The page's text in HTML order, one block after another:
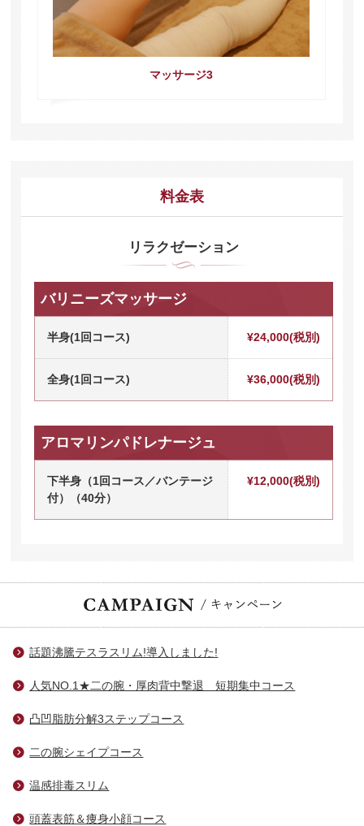
マッサージ3
料金表
リラクゼーション
バリニーズマッサージ
半身(1回コース) ¥24,000(税別)
全身(1回コース) ¥36,000(税別)
アロマリンパドレナージュ
下半身（1回コース／バンテージ
付）（40分）
¥12,000(税別)
話題沸騰テスラスリム!導入しました!
人気NO.1★二の腕・厚肉背中撃退 短期集中コース
凸凹脂肪分解3ステップコース
二の腕シェイプコース
温感排毒スリム
頭蓋表筋＆痩身小顔コース